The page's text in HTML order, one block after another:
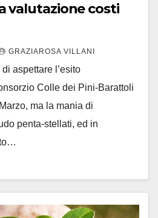
valutazione costi
GRAZIAROSA VILLANI
aspettare l’esito
Colle dei Pini-Barattoli
ma la mania di
penta-stellati, ed in